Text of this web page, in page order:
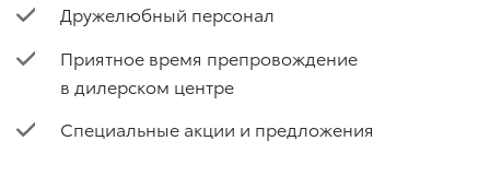
Дружелюбный персонал
Приятное время препровождение
в дилерском центре
Специальные акции и предложения